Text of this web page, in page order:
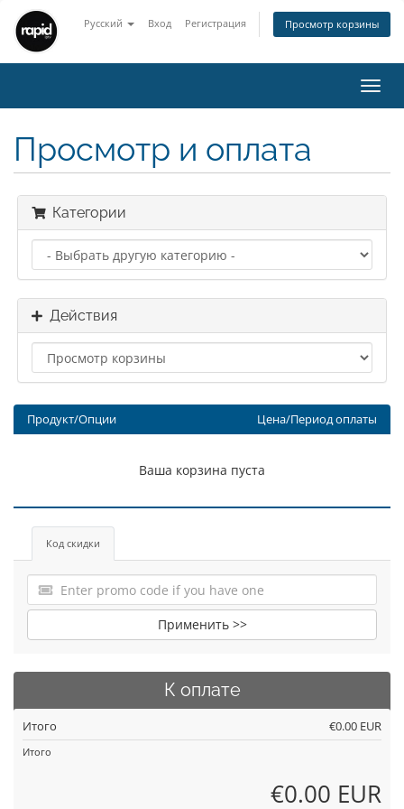
Русский Вход Регистрация Просмотр корзины
Просмотр и оплата
Категории
Действия
Продукт/Опции Цена/Период оплаты
Ваша корзина пуста
Код скидки
Применить >>
К оплате
Итого €0.00 EUR
Итого
€0.00 EUR